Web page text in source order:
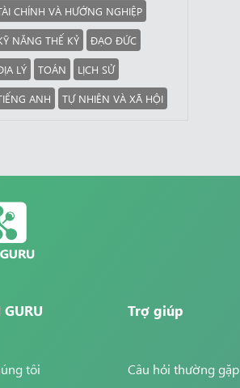
CHÍNH VÀ HƯỚNG NGHIỆP
NĂNG THẾ KỶ
ĐẠO ĐỨC
LÝ
TOÁN
LỊCH SỬ
ANH
TỰ NHIÊN VÀ XÃ HỘI
GURU
tôi
Trợ giúp
Câu hỏi thường gặp